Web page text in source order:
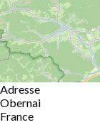
Adresse
Obernai
France